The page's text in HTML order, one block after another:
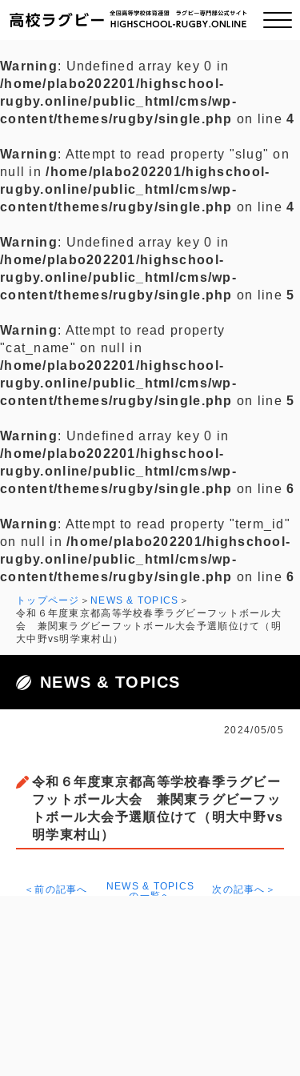
ご挨拶
全国チーム紹介
プライバシーポリシー
お問い合わせ
Warning: Undefined array key 0 in
/home/plabo202201/highschool-
rugby.online/public_html/cms/wp-
content/themes/rugby/single.php on line4
Warning: Attempt to read property "slug" on
null in/home/plabo202201/highschool-
rugby.online/public_html/cms/wp-
content/themes/rugby/single.php on line4
Warning: Undefined array key 0 in
/home/plabo202201/highschool-
rugby.online/public_html/cms/wp-
content/themes/rugby/single.php on line5
Warning: Attempt to read property
"cat_name" on null in
/home/plabo202201/highschool-
rugby.online/public_html/cms/wp-
content/themes/rugby/single.php on line5
Warning: Undefined array key 0 in
/home/plabo202201/highschool-
rugby.online/public_html/cms/wp-
content/themes/rugby/single.php on line6
Warning: Attempt to read property "term_id"
on null in/home/plabo202201/highschool-
rugby.online/public_html/cms/wp-
content/themes/rugby/single.php on line6
トップページ
NEWS & TOPICS
令和６年度東京都高等学校春季ラグビーフットボール大
会 兼関東ラグビーフットボール大会予選順位けて（明
大中野vs明学東村山）
NEWS & TOPICS
2024/05/05
令和６年度東京都高等学校春季ラグビー
フットボール大会 兼関東ラグビーフッ
トボール大会予選順位けて（明大中野vs
明学東村山）
＜前の記事へ
NEWS & TOPICS
の一覧へ
次の記事へ＞